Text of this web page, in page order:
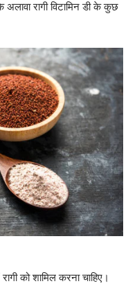
रागी विटामिन डी के कुछ
को शामिल करना चाहिए।